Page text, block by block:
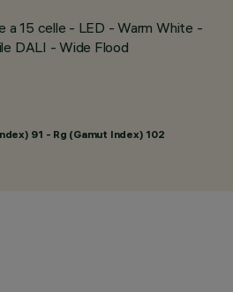
a 15 celle - LED - Warm White -
DALI - Wide Flood
91 - Rg (Gamut Index) 102